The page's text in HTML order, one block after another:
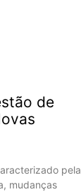
de
pela
mudanças